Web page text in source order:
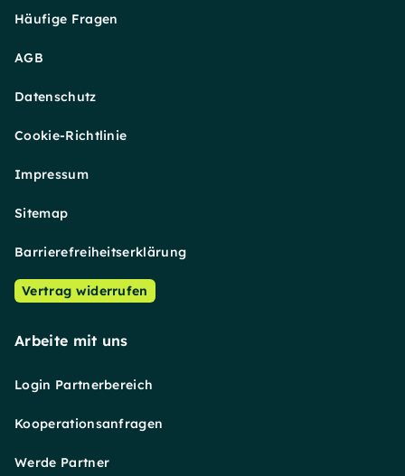
Häufige Fragen
AGB
Datenschutz
Cookie-Richtlinie
Impressum
Sitemap
Barrierefreiheitserklärung
Vertrag widerrufen
Arbeite mit uns
Login Partnerbereich
Kooperationsanfragen
Werde Partner